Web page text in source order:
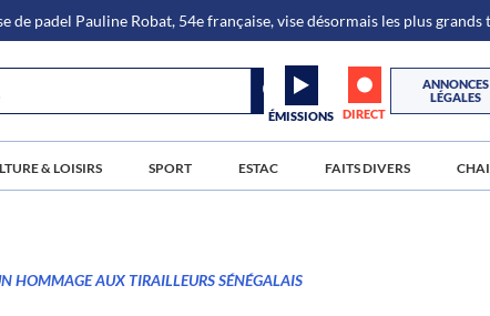
de padel Pauline Robat, 54e française, vise désormais les plus
ÉMISSIONS DIRECT
ANNONCES
LÉGALES
& LOISIRS SPORT ESTAC FAITS DIVERS
HOMMAGE AUX TIRAILLEURS SÉNÉGALAIS